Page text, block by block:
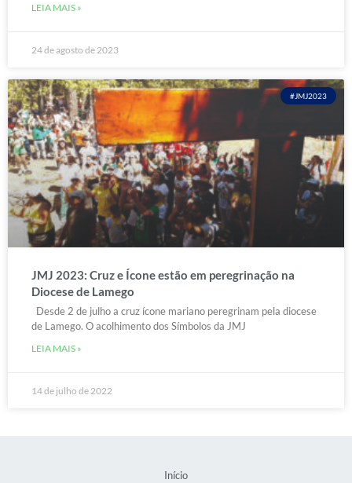
LEIA MAIS »
24 de agosto de 2023
#JMJ2023
JMJ 2023: Cruz e Ícone estão em peregrinação na
Diocese de Lamego
Desde 2 de julho a cruz ícone mariano peregrinam pela diocese
de Lamego. O acolhimento dos Símbolos da JMJ
LEIA MAIS »
14 de julho de 2022
Início